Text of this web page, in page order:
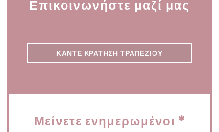
Επικοινωνήστε μαζί μας
ΚΆΝΤΕ ΚΡΆΤΗΣΗ ΤΡΑΠΕΖΙΟΎ
Μείνετε ενημερωμένοι *